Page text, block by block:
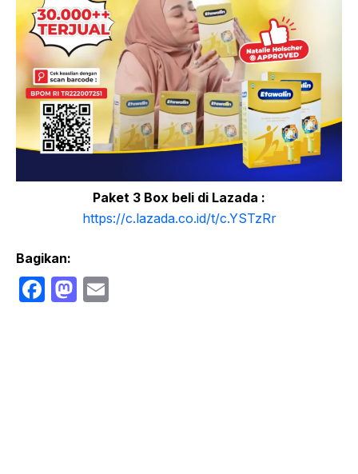
Paket 3 Box beli di Lazada :
https://c.lazada.co.id/t/c.YSTzRr
Bagikan:
F
M